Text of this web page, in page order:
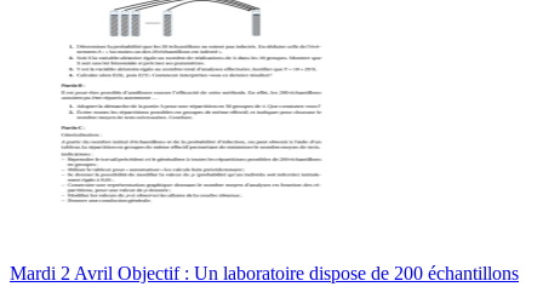
Mardi 2 Avril Objectif : Un laboratoire dispose de 200 échantillons